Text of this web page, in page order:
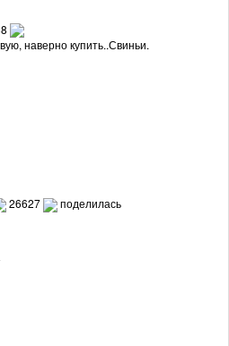
наверно купить..Свиньи.
26627
поделилась